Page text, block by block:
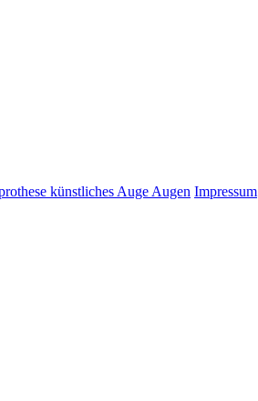
künstliches Auge Augen Impressum